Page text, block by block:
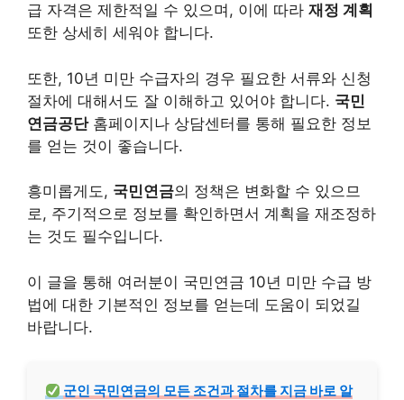
급 자격은 제한적일 수 있으며, 이에 따라 재정 계획
또한 상세히 세워야 합니다.
또한, 10년 미만 수급자의 경우 필요한 서류와 신청
절차에 대해서도 잘 이해하고 있어야 합니다. 국민
연금공단홈페이지나 상담센터를 통해 필요한 정보
를 얻는 것이 좋습니다.
흥미롭게도, 국민연금의 정책은 변화할 수 있으므
로, 주기적으로 정보를 확인하면서 계획을 재조정하
는 것도 필수입니다.
이 글을 통해 여러분이 국민연금 10년 미만 수급 방
법에 대한 기본적인 정보를 얻는데 도움이 되었길
바랍니다.
군인 국민연금의 모든 조건과 절차를 지금 바로 알